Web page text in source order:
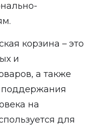
корзина – это
и
а также
поддержания
на
для